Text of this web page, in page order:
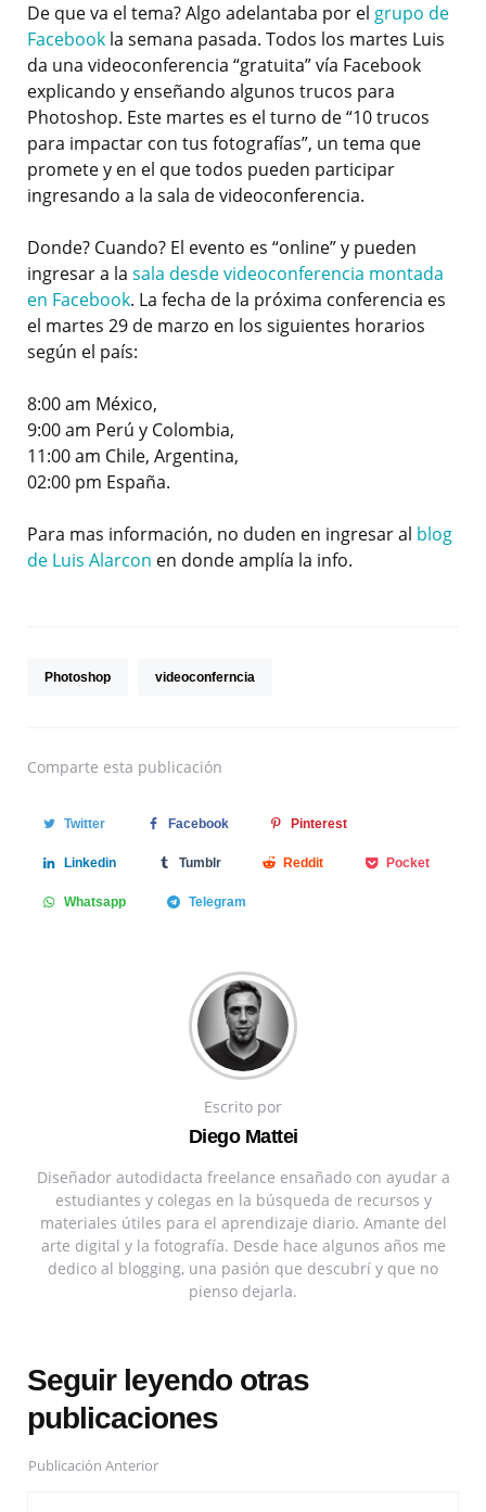
De que va el tema? Algo adelantaba por el grupo de
Facebook la semana pasada. Todos los martes Luis
da una videoconferencia “gratuita” vía Facebook
explicando y enseñando algunos trucos para
Photoshop. Este martes es el turno de “10 trucos
para impactar con tus fotografías”, un tema que
promete y en el que todos pueden participar
ingresando a la sala de videoconferencia.
Donde? Cuando? El evento es “online” y pueden
ingresar a la sala desde videoconferencia montada
en Facebook. La fecha de la próxima conferencia es
el martes 29 de marzo en los siguientes horarios
según el país:
8:00 am México,
9:00 am Perú y Colombia,
11:00 am Chile, Argentina,
02:00 pm España.
Para mas información, no duden en ingresar al blog
de Luis Alarcon en donde amplía la info.
Photoshop videoconferncia
Comparte esta publicación
Twitter Facebook Pinterest
Linkedin Tumblr Reddit Pocket
Whatsapp Telegram
Escrito por
Diego Mattei
Diseñador autodidacta freelance ensañado con ayudar a
estudiantes y colegas en la búsqueda de recursos y
materiales útiles para el aprendizaje diario. Amante del
arte digital y la fotografía. Desde hace algunos años me
dedico al blogging, una pasión que descubrí y que no
pienso dejarla.
Seguir leyendo otras
publicaciones
Publicación Anterior